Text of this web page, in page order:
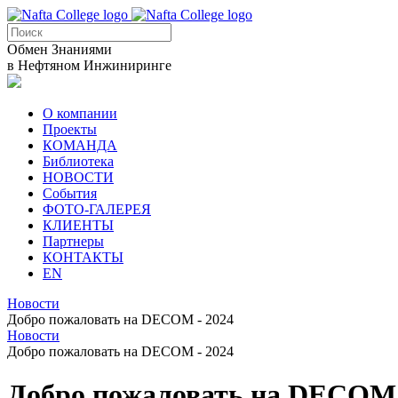
Обмен Знаниями
в Нефтяном Инжиниринге
О компании
Проекты
КОМАНДА
Библиотека
НОВОСТИ
События
ФОТО-ГАЛЕРЕЯ
КЛИЕНТЫ
Партнеры
КОНТАКТЫ
EN
Новости
Добро пожаловать на DECOM - 2024
Новости
Добро пожаловать на DECOM - 2024